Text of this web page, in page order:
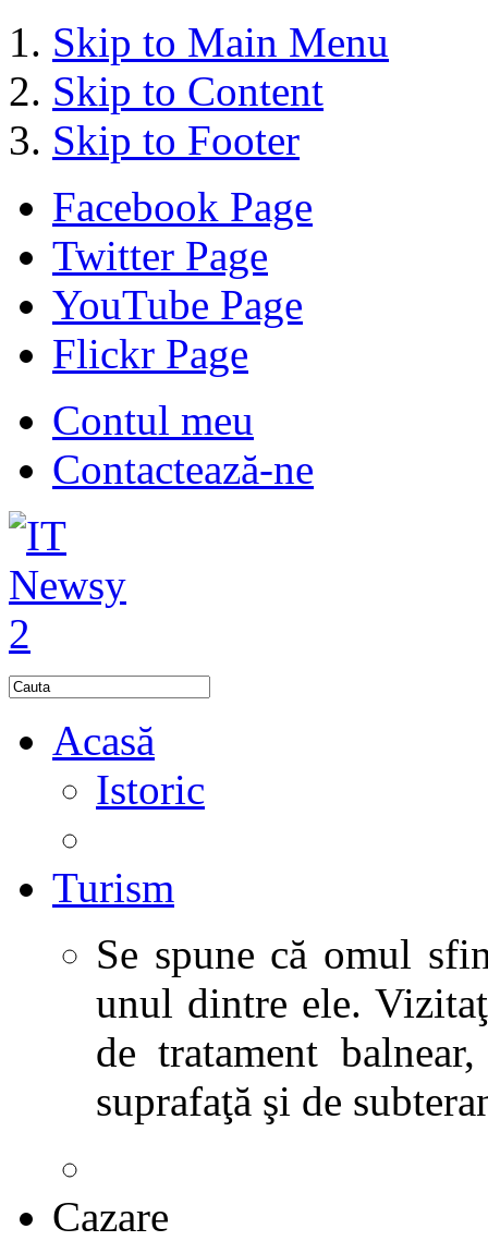
Skip to Main Menu
Skip to Content
Skip to Footer
Facebook Page
Twitter Page
YouTube Page
Flickr Page
Contul meu
Contactează-ne
Acasă
Istoric
Turism
Se spune că omul
unul dintre ele.
de tratament
suprafaţă şi de
Cazare